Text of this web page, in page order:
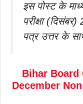
इस पोस्ट के
परीक्षा
पत्र उत्तर के
Bihar Board
December